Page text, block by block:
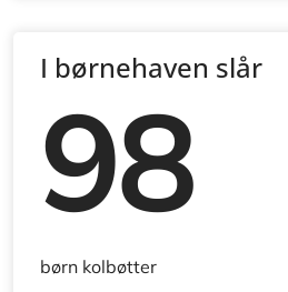
I børnehaven slår
98
børn kolbøtter